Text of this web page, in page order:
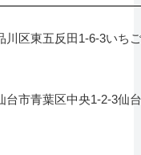
川区東五反田1-6-3い
市青葉区中央1-2-3仙